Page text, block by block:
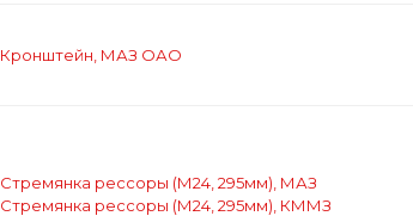
Кронштейн, МАЗ ОАО
Стремянка рессоры (М24, 295мм), МАЗ
Стремянка рессоры (М24, 295мм), КММЗ